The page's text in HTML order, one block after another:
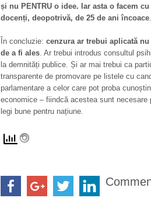
și nu PENTRU o idee. Iar asta o facem
docenți, deopotrivă, de 25 de ani încoace.
În concluzie: cenzura ar trebui aplicată
de a fi ales. Ar trebui introdus consultul
la demnități publice. Și ar mai trebui ca
transparente de promovare pe listele cu
parlamentare a celor care pot proba
economice – fiindcă acestea sunt necesare
legi bune pentru națiune.